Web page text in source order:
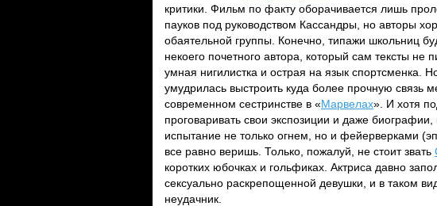
критики. Фильм по факту оборачивается лишь
пауков под руководством Кассандры, но авторы
обаятельной группы. Конечно, типажи школьниц
некоего почетного автора, который сам тексты не
умная нигилистка и острая на язык спортсменка.
умудрилась выстроить куда более прочную связь
современном сестринстве в «Марвелах». И хотя
проговаривать свои экспозиции и даже
испытание не только огнем, но и фейерверками
все равно веришь. Только, пожалуй, не стоит звать
коротких юбочках и гольфиках. Актриса давно
сексуально раскрепощенной девушки, и в таком
неудачник.